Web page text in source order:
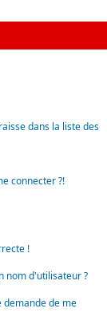
dans la liste des
connecter ?!
!
nom d'utilisateur ?
demande de me